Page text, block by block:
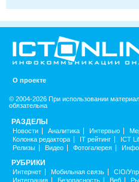
О проекте
© 2004-2026 При использовании
обязательна
РАЗДЕЛЫ
Новости Аналитика Интервью
Колонка редактора
IT рейтинг ICT
Релизы
Видео Фотогалерея
РУБРИКИ
Интернет Мобильная связь CIO/
Интеграция
Безопасность Веб